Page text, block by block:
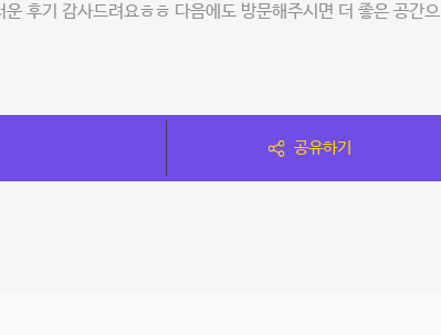
후기 감사드려요ㅎㅎ 다음에도 방문해주시면 더 좋은 공간으
공유하기